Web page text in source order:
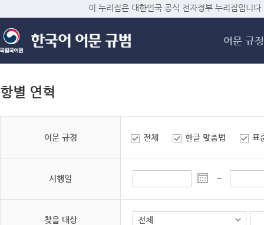
메
이 누리집은 대한민국 공식 전자정부 누리집입니다.
어문 규정
항별 연혁
어문 규정 전체 한글 맞춤법 표
시행일 ~
찾을 대상